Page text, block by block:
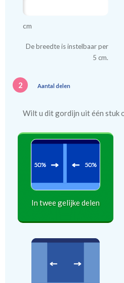
cm
De breedte is instelbaar per
5 cm.
2 Aantal delen
Wilt u dit gordijn uit één stuk
In twee gelijke delen